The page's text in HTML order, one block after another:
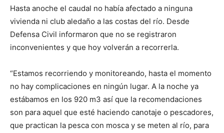
Hasta anoche el caudal no había afectado a ninguna
vivienda ni club aledaño a las costas del río. Desde
Defensa Civil informaron que no se registraron
inconvenientes y que hoy volverán a recorrerla.
“Estamos recorriendo y monitoreando, hasta el momento
no hay complicaciones en ningún lugar. A la noche ya
estábamos en los 920 m3 así que la recomendaciones
son para aquel que esté haciendo canotaje o pescadores,
que practican la pesca con mosca y se meten al río, para